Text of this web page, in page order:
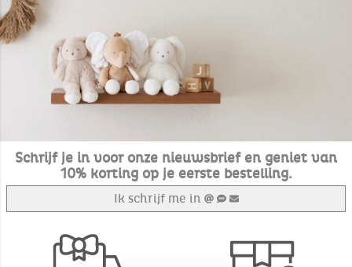
Schrijf je in voor onze nieuwsbrief en geniet van
10% korting op je eerste bestelling.
Ik schrijf me in